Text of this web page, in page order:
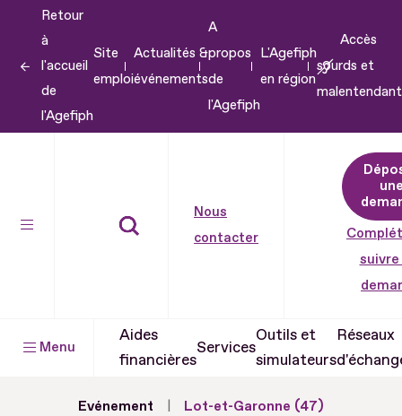
contenu
Retour
à
l'accueil
de
l'Agefiph
Site
emploi
Actualités &
événements
A
propos
de
l'Agefiph
L'Agefiph
en région
Accès
sourds et
Nous
contacter
suivre
Menu
Aides
financières
Services
Outils et
simulateurs
Réseaux
Evénement Lot-et-Garonne (47)